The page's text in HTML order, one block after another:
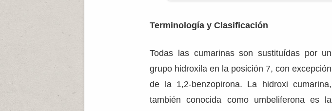
Terminología y Clasificación
Todas las cumarinas son sustituídas por un
grupo hidroxila en la posición 7, con excepción
de la 1,2-benzopirona. La hidroxi cumarina,
también conocida como umbeliferona es la